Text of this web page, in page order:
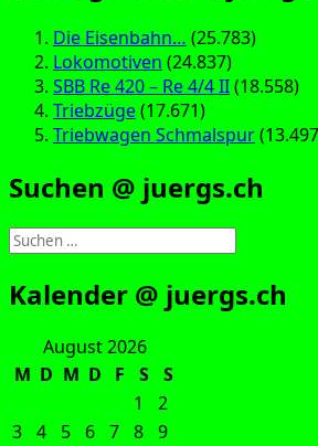
Die Eisenbahn… (25.783)
Lokomotiven (24.837)
SBB Re 420 – Re 4/4 II(18.558)
Triebzüge(17.671)
Triebwagen Schmalspur
Suchen @ juergs.ch
Suchen
nach:
Kalender @ juergs.ch
August 2026
M D M D F S
S
1
2
3 4 5 6 7 8 9